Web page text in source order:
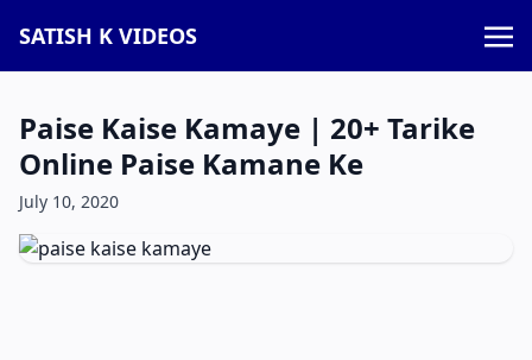
SATISH K VIDEOS
Paise Kaise Kamaye | 20+ Tarike
Online Paise Kamane Ke
July 10, 2020